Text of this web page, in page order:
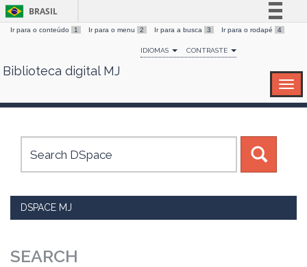
Skip
BRASIL
Simplifique!
Comunica BR
Canais
Ir para o conteúdo 1 Ir para o menu 2 Ir para a busca 3 Ir para o rodapé 4
IDIOMAS CONTRASTE
Biblioteca digital MJ
DSPACE MJ
SEARCH